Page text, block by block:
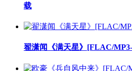
载
翟潇闻《满天星》[FLAC/